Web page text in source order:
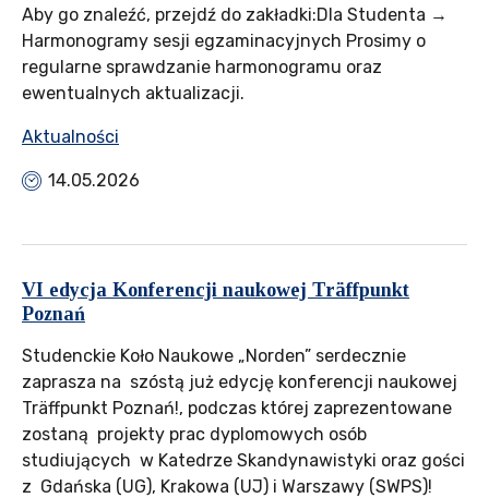
Aby go znaleźć, przejdź do zakładki:Dla Studenta →
Harmonogramy sesji egzaminacyjnych Prosimy o
regularne sprawdzanie harmonogramu oraz
ewentualnych aktualizacji.
Aktualności
14.05.2026
VI edycja Konferencji naukowej Träffpunkt
Poznań
Studenckie Koło Naukowe „Norden” serdecznie
zaprasza na szóstą już edycję konferencji naukowej
Träffpunkt Poznań!, podczas której zaprezentowane
zostaną projekty prac dyplomowych osób
studiujących w Katedrze Skandynawistyki oraz gości
z Gdańska (UG), Krakowa (UJ) i Warszawy (SWPS)!